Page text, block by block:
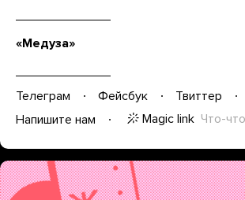
«Медуза»
Телеграм Фейсбук Твиттер
Напишите нам
Magic link Что-